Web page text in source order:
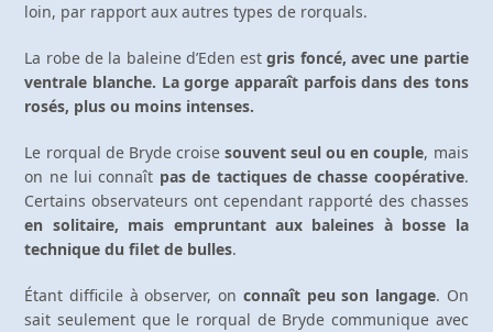
loin, par rapport aux autres types de rorquals.
La robe de la baleine d’Eden est gris foncé, avec une partie
ventrale blanche. La gorge apparaît parfois dans des tons
rosés, plus ou moins intenses.
Le rorqual de Bryde croise souvent seul ou en couple, mais
on ne lui connaît pas de tactiques de chasse coopérative.
Certains observateurs ont cependant rapporté des chasses
en solitaire, mais empruntant aux baleines à bosse la
technique du filet de bulles.
Étant difficile à observer, on connaît peu son langage. On
sait seulement que le rorqual de Bryde communique avec